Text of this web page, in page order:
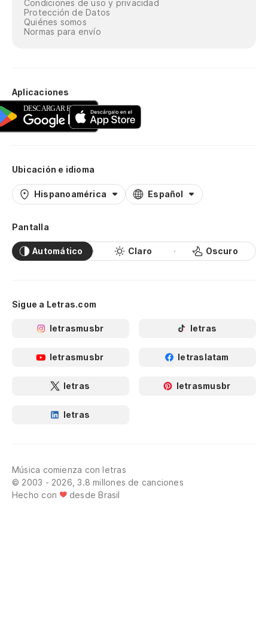
Condiciones de uso y privacidad
Protección de Datos
Quiénes somos
Normas para envío
Aplicaciones
Ubicación e idioma
Hispanoamérica Español
Pantalla
Automático Claro Oscuro
Sigue a Letras.com
letrasmusbr letras
letrasmusbr letraslatam
letras letrasmusbr
letras
Música comienza con letras
© 2003 - 2026, 3.8 millones de canciones
Hecho con
desde Brasil